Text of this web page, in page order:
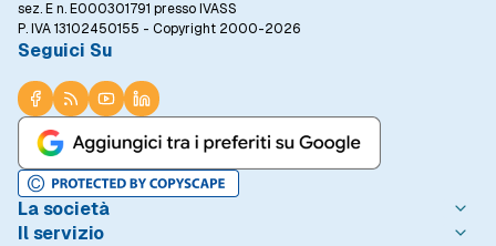
sez. E n. E000301791 presso IVASS
P. IVA 13102450155 - Copyright 2000-2026
Seguici Su
La società
Chi è MutuiOnline.it
Il servizio